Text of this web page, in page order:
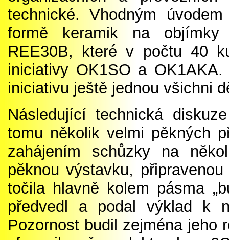
technické. Vhodným
formě keramik na objímky
REE30B, které v počtu 40
iniciativy OK1SO a
iniciativu ještě jednou všichni
Následující technická
tomu několik velmi pěkných
zahájením schůzky na
pěknou výstavku,
točila hlavně kolem pásma
předvedl a podal výklad k
Pozornost budil zejména jeho